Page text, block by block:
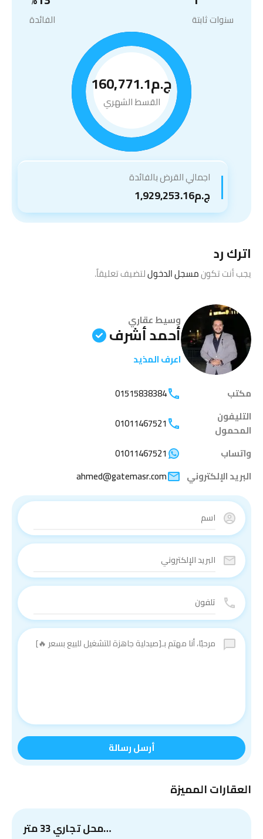
سنوات ثابتة الفائدة
ج.م160,771.1
القسط الشهري
اجمالي القرض بالفائدة
ج.م1,929,253.16
اترك رد
يجب أنت تكونمسجل الدخوللتضيف تعليقاً.
وسيط عقاري
أحمد أشرف
اعرف المذيد
مكتب
01515838384
التليفون
المحمول
01011467521
واتساب
01011467521
البريد الإلكتروني
ahmed@gatemasr.com
أرسل رسالة
العقارات المميزة
محل تجاري 33 متر…